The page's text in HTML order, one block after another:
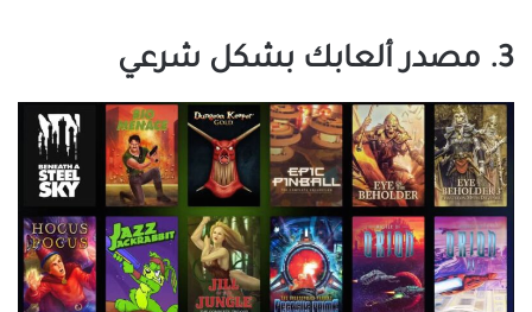
3. مصدر ألعابك بشكل شرعي